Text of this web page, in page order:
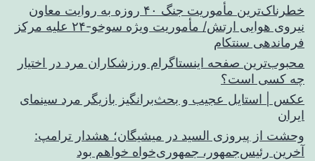
خطرناک‌ترین مأموریت جنگ ۴۰ روزه به روایت معاون
نیروی هوایی ارتش/ مأموریت ویژه سوخو-۲۴ علیه مرکز
فرماندهی سنتکام
محبوب‌ترین صفحه اینستاگرام ورزشکاران مرد در اختیار
چه کسی است؟
عکس | استایل عجیب و بحث‌برانگیز بازیگر مرد سینمای
ایران
وحشت از پیروزی السید در میشیگان؛ هشدار ترامپ:
آخرین رئیس‌جمهور، جمهوری‌خواه خواهم بود